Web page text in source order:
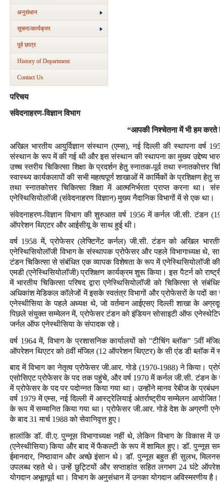
अनुसंधान
सूचना/कार्यक्रम
पूर्व छात्र
History of Department
Contact Us
परिचय
संवेदनाहरण-विज्ञान विभाग
“आपकी निश्चेतना में भी हम
अखिल भारतीय आयुर्विज्ञान संस्थान (एम्स), नई दिल्ली की स्थापना वर्ष
संस्थान के रूप में की गई थी और इस संस्थान की स्थापना का मुख्य उद्देष्य
उच्च स्तरीय चिकित्सा शिक्षा के प्रदर्शन हेतु स्नातक-पूर्व तथा स्नातकोत्तर
स्वास्थ्य कार्यकलापों की सभी महत्वपूर्ण शाखाओं में कार्मिकों के प्रशिक्षण हेतु
तथा स्नातकोत्तर चिकित्सा शिक्षा में आत्मनिर्भरता प्राप्त करना
एनेस्थिसियोलॉजी (संवेदनाहरण विज्ञान) मुख्य नैदानिक विभागों में से एक था।
संवेदनाहरण-विज्ञान विभाग की शुरुआत वर्ष 1956 में कर्नल जी.सी. टंडन
ऑपरेशन थिएटर और आईसीयू के साथ हुई थी।
वर्ष 1958 में, प्रोफेसर (लेफ्टिनेंट कर्नल) जी.सी. टंडन को अखिल
एनेस्थिसियोलॉजी विभाग के संस्थापक प्रोफेसर और पहले विभागाध्यक्ष थे,
टंडन चिकित्सा से संबंधित एक व्यापक विशेषता के रूप में एनेस्थिसियोलॉजी की
एमडी (एनेस्थिसियोलॉजी) प्रशिक्षण कार्यक्रम शुरू किया। इस पैटर्न को
में भारतीय चिकित्सा परिषद द्वारा एनेस्थिसियोलॉजी को चिकित्सा से
अधिकांश मेडिकल कॉलेजों में इसके स्वतंत्र विभागों और प्रोफेसरों के पदों
एनेस्थीसिया के पहले अध्यक्ष थे, जो वर्तमान आईएसए दिल्ली शाखा के
पिछले संयुक्त सम्मेलन में, प्रोफेसर टंडन को इंडियन सोसाइटी ऑफ
जर्नल ऑफ एनेस्थीसिया के संपादक रहे।
वर्ष 1964 में, विभाग के प्रशासनिक कार्यालयों को "टीचिंग ब्लॉक" 5वीं
ऑपरेशन थिएटर को 8वीं मंजिल (12 ऑपरेशन थिएटर) के सी एंड डी ब्लॉक में
बाद में विभाग का नेतृत्व प्रोफेसर जी.आर. गोडे (1970-1988) ने किया।
एसोसिएट प्रोफेसर के पद तक पहुंचे, और वर्ष 1970 में कर्नल जी.सी. टंडन के
में प्रोफेसर के पद पर पदोन्नत किया गया था। उन्होंने मानव रेबीज के
वर्ष 1979 में एम्स, नई दिल्ली में आस्ट्रेलियाई अंतर्राष्ट्रीय सम्मेलन
के रूप में सम्मानित किया गया था। प्रोफेसर जी.आर. गोडे देश के अग्रणी
के बाद 31 मार्च 1988 को सेवानिवृत्त हुए।
हालांकि डॉ. वी.ए. पुन्नूस विभागाध्यक्ष नहीं थे, लेकिन विभाग के विकास
(एनेस्थीसिया) किया और बाद में फैकल्टी के रूप में शामिल हुए। डॉ. पुन्नूस
ईमानदार, निष्ठावान और अच्छे इंसान थे। डॉ. पुन्नूस बहुत ही सुलभ,
उपलब्ध रहते थे। उन्हें छुट्टियों और सप्ताहांत सहित लगभग 24 घंटे
योगदान अभूतपूर्व था। विभाग के अनुसंधान में उनका योगदान अविस्मरणीय